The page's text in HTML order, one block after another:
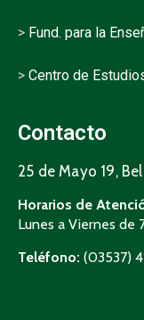
> Fund. para la
> Centro de
Contacto
25 de Mayo 19,
Horarios de
Lunes a Viernes de
Teléfono: (03537)